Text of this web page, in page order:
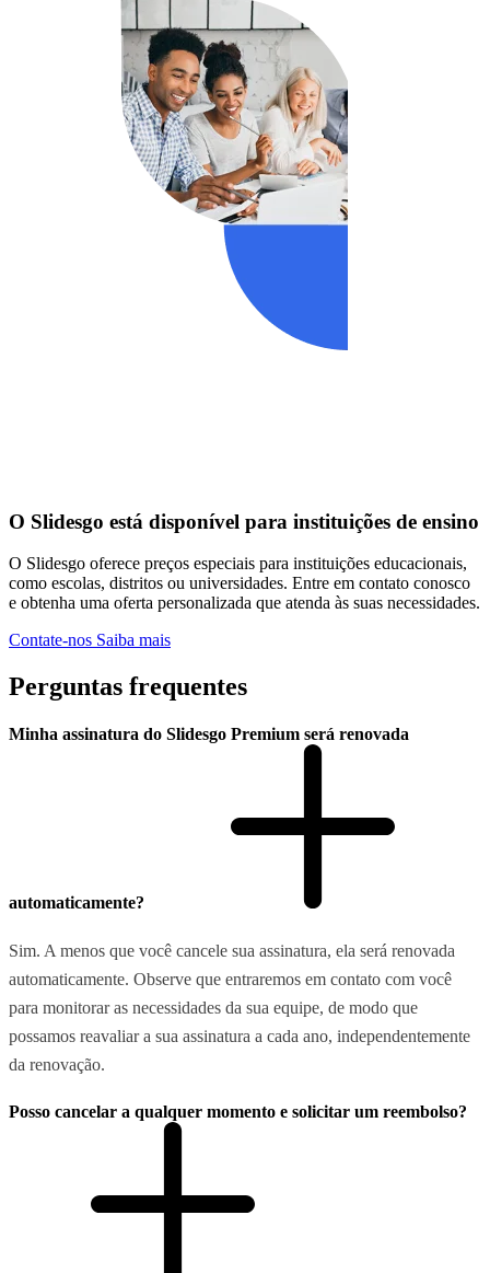
O Slidesgo está disponível para instituições de ensino
O Slidesgo oferece preços especiais para instituições educacionais,
como escolas, distritos ou universidades. Entre em contato conosco
e obtenha uma oferta personalizada que atenda às suas necessidades.
Contate-nos Saiba mais
Perguntas frequentes
Minha assinatura do Slidesgo Premium será renovada
automaticamente?
Sim. A menos que você cancele sua assinatura, ela será renovada
automaticamente. Observe que entraremos em contato com você
para monitorar as necessidades da sua equipe, de modo que
possamos reavaliar a sua assinatura a cada ano, independentemente
da renovação.
Posso cancelar a qualquer momento e solicitar um reembolso?